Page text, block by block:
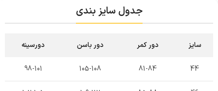
جدول سایز بندی
سایز دور کمر دور باسن دورسینه
44
81-84
105-108
98-101